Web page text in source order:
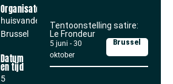
Organisator
huisvandeMens
Brussel
Datum
en tijd
5
Tentoonstelling satire:
Le Frondeur
5 juni - 30
oktober
Brussel